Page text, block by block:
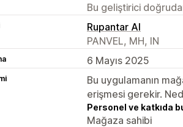
Bu geliştirici
Rupantar AI
PANVEL, MH, IN
6 Mayıs 2025
Bu uygulamanın
erişmesi gerekir.
Personel ve katkıda
Mağaza sahibi